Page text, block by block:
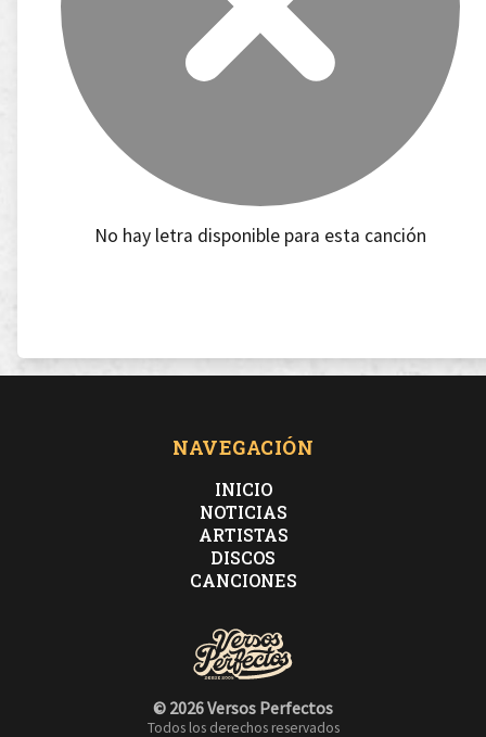
No hay letra disponible para esta canción
NAVEGACIÓN
INICIO
NOTICIAS
ARTISTAS
DISCOS
CANCIONES
© 2026 Versos Perfectos
Todos los derechos reservados